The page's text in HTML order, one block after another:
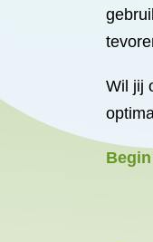
Wil jij